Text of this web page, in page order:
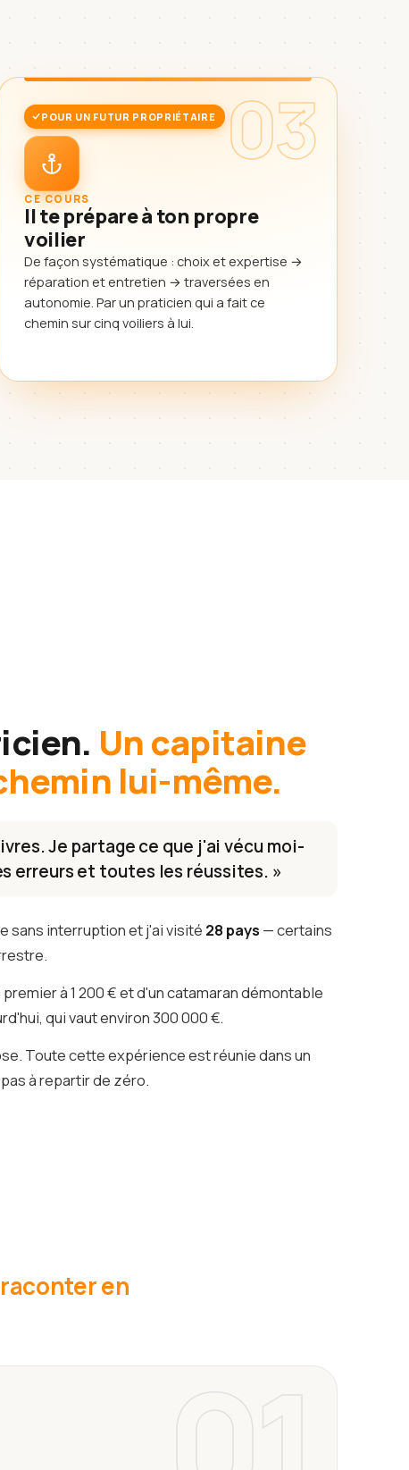
03
POUR UN FUTUR PROPRIÉTAIRE
CE COURS
Il te prépare à ton propre
voilier
De façon systématique : choix et expertise →
réparation et entretien → traversées en
autonomie. Par un praticien qui a fait ce
chemin sur cinq voiliers à lui.
Un capitaine
lui-même.
Je partage ce que j'ai vécu moi-
erreurs et toutes les réussites. »
sans interruption et j'ai visité 28 pays — certains
à 1 200 € et d'un catamaran démontable
qui vaut environ 300 000 €.
Toute cette expérience est réunie dans un
à repartir de zéro.
en